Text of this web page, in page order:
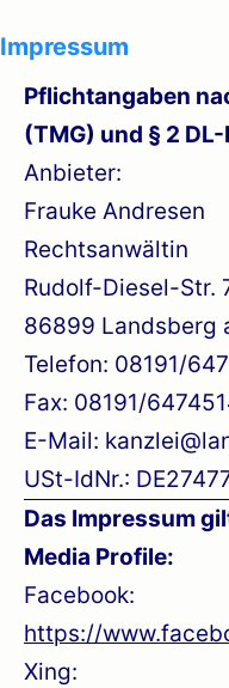
Impressum
Pflichtangaben
(TMG) und § 2
Anbieter:
Frauke Andresen
Rechtsanwältin
Rudolf-Diesel-Str.
86899 Landsberg
Telefon: 08191/
Fax: 08191/
E-Mail:
USt-IdNr.:
Das Impressum
Media Profile:
Facebook:
https://
Xing: